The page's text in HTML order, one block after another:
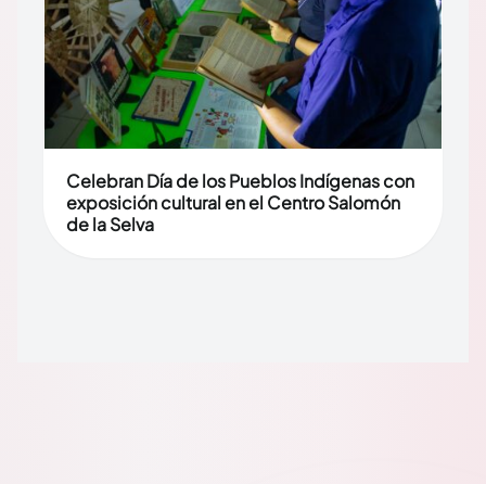
Celebran Día de los Pueblos Indígenas con
exposición cultural en el Centro Salomón
de la Selva